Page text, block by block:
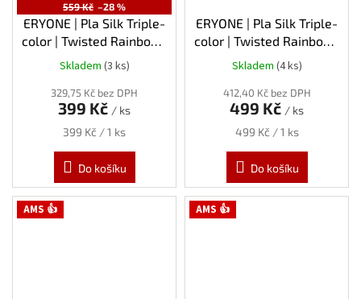
559 Kč –28 %
ERYONE | Pla Silk Triple-
color | Twisted Rainbow-
Fire - Červená-Zlatá-
Fialová | 1.75mm | 1kg
Skladem (3 ks)
329,75 Kč bez DPH
399 Kč / ks
Měrná
399 Kč / 1 ks
Do košíku
ERYONE | Pla Silk Triple-
color | Twisted Rainbow-
Shadow - Černá-Modrá-
Fialová | 1.75mm | 1kg
Skladem (4 ks)
412,40 Kč bez DPH
499 Kč / ks
Měrná
499 Kč / 1 ks
Do košíku
AMS 👍 AMS 👍